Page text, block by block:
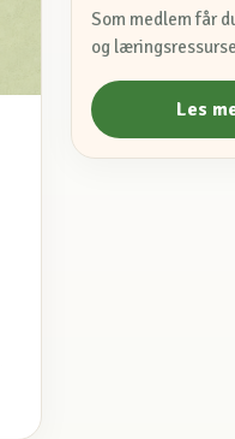
Som medlem får
og
Les